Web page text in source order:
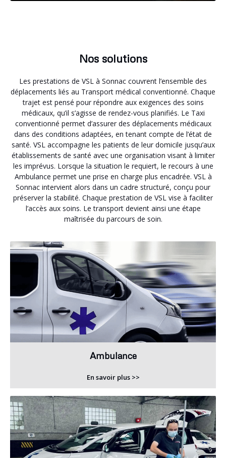
Nos solutions
Les prestations de VSL à Sonnac couvrent l’ensemble des
déplacements liés au Transport médical conventionné. Chaque
trajet est pensé pour répondre aux exigences des soins
médicaux, qu’il s’agisse de rendez-vous planifiés. Le Taxi
conventionné permet d’assurer des déplacements médicaux
dans des conditions adaptées, en tenant compte de l’état de
santé. VSL accompagne les patients de leur domicile jusqu’aux
établissements de santé avec une organisation visant à limiter
les imprévus. Lorsque la situation le requiert, le recours à une
Ambulance permet une prise en charge plus encadrée. VSL à
Sonnac intervient alors dans un cadre structuré, conçu pour
préserver la stabilité. Chaque prestation de VSL vise à faciliter
l’accès aux soins. Le transport devient ainsi une étape
maîtrisée du parcours de soin.
Ambulance
En savoir plus >>